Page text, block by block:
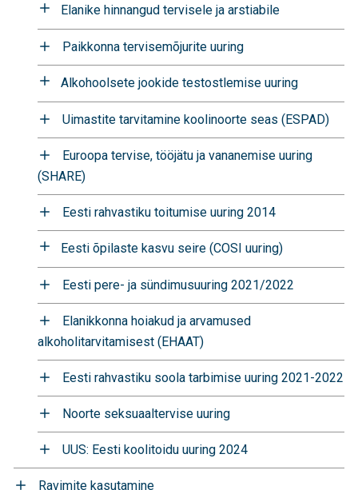
Elanike hinnangud tervisele ja arstiabile
Paikkonna tervisemõjurite uuring
Alkohoolsete jookide testostlemise uuring
Uimastite tarvitamine koolinoorte seas (ESPAD)
Euroopa tervise, tööjätu ja vananemise uuring
(SHARE)
Eesti rahvastiku toitumise uuring 2014
Eesti õpilaste kasvu seire (COSI uuring)
Eesti pere- ja sündimusuuring 2021/2022
Elanikkonna hoiakud ja arvamused
alkoholitarvitamisest (EHAAT)
Eesti rahvastiku soola tarbimise uuring 2021-2022
Noorte seksuaaltervise uuring
UUS: Eesti koolitoidu uuring 2024
Ravimite kasutamine